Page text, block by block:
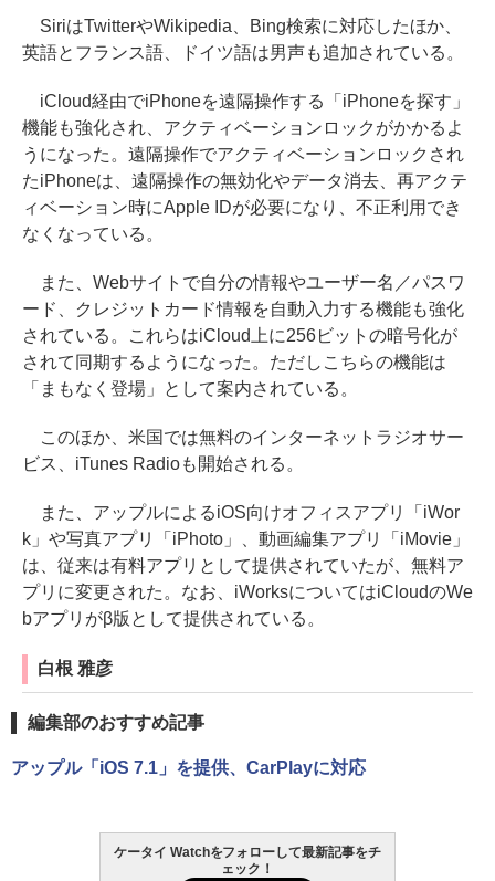
SiriはTwitterやWikipedia、Bing検索に対応したほか、
英語とフランス語、ドイツ語は男声も追加されている。
iCloud経由でiPhoneを遠隔操作する「iPhoneを探す」
機能も強化され、アクティベーションロックがかかるよ
うになった。遠隔操作でアクティベーションロックされ
たiPhoneは、遠隔操作の無効化やデータ消去、再アクテ
ィベーション時にApple IDが必要になり、不正利用でき
なくなっている。
また、Webサイトで自分の情報やユーザー名／パスワ
ード、クレジットカード情報を自動入力する機能も強化
されている。これらはiCloud上に256ビットの暗号化が
されて同期するようになった。ただしこちらの機能は
「まもなく登場」として案内されている。
このほか、米国では無料のインターネットラジオサー
ビス、iTunes Radioも開始される。
また、アップルによるiOS向けオフィスアプリ「iWor
k」や写真アプリ「iPhoto」、動画編集アプリ「iMovie」
は、従来は有料アプリとして提供されていたが、無料ア
プリに変更された。なお、iWorksについてはiCloudのWe
bアプリがβ版として提供されている。
白根 雅彦
編集部のおすすめ記事
アップル「iOS 7.1」を提供、CarPlayに対応
ケータイ Watchをフォローして最新記事をチ
ェック！